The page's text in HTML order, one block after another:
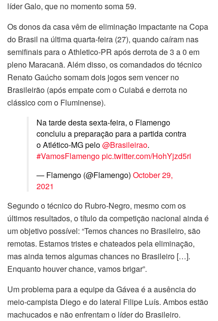
líder Galo, que no momento soma 59.
Os donos da casa vêm de eliminação impactante na Copa
do Brasil na última quarta-feira (27), quando caíram nas
semifinais para o Athletico-PR após derrota de 3 a 0 em
pleno Maracanã. Além disso, os comandados do técnico
Renato Gaúcho somam dois jogos sem vencer no
Brasileirão (após empate com o Cuiabá e derrota no
clássico com o Fluminense).
Na tarde desta sexta-feira, o Flamengo
concluiu a preparação para a partida contra
o Atlético-MG pelo@Brasileirao.
#VamosFlamengopic.twitter.com/HohYjzd5ri
— Flamengo (@Flamengo) October 29,
2021
Segundo o técnico do Rubro-Negro, mesmo com os
últimos resultados, o título da competição nacional ainda é
um objetivo possível: “Temos chances no Brasileiro, são
remotas. Estamos tristes e chateados pela eliminação,
mas ainda temos algumas chances no Brasileiro […].
Enquanto houver chance, vamos brigar”.
Um problema para a equipe da Gávea é a ausência do
meio-campista Diego e do lateral Filipe Luís. Ambos estão
machucados e não enfrentam o líder do Brasileiro.